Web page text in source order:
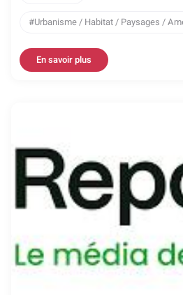
Urbanisme / Habitat / Paysages /
En savoir plus